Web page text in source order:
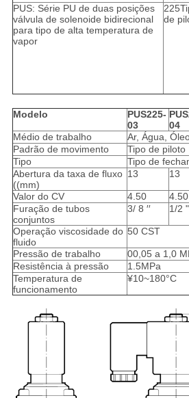
PUS: Série PU de duas posições
válvula de solenoide bidirecional
para tipo de alta temperatura de
vapor
de
Modelo
PUS225-
03
04
Médio de trabalho
Ar, Água,
Padrão de movimento
Tipo de piloto
Tipo
Tipo de
Abertura da taxa de fluxo
((mm)
13 13
Valor do CV 4.50 4.50
Furação de tubos
conjuntos
3/ 8 ′′ 1/2 "
Operação viscosidade do
fluido
50 CST
Pressão de trabalho
00,05 a 1,0
Resistência à pressão
1.5MPa
Temperatura de
funcionamento
¥10~180°C